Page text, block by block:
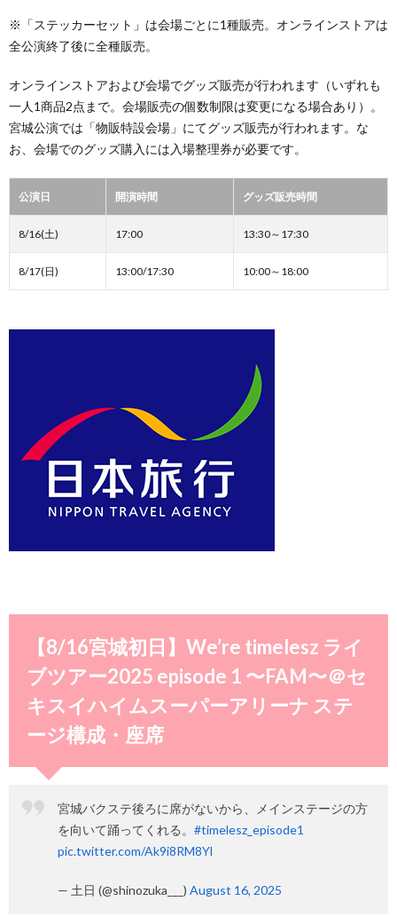
※「ステッカーセット」は会場ごとに1種販売。オンラインストアは
全公演終了後に全種販売。
オンラインストアおよび会場でグッズ販売が行われます（いずれも
一人1商品2点まで。会場販売の個数制限は変更になる場合あり）。
宮城公演では「物販特設会場」にてグッズ販売が行われます。な
お、会場でのグッズ購入には入場整理券が必要です。
公演日 開演時間 グッズ販売時間
8/16(土) 17:00 13:30～17:30
8/17(日) 13:00/17:30 10:00～18:00
【8/16宮城初日】We’re timelesz ライ
ブツアー2025 episode 1 〜FAM〜＠セ
キスイハイムスーパーアリーナ ステ
ージ構成・座席
宮城バクステ後ろに席がないから、メインステージの方
を向いて踊ってくれる。 #timelesz_episode1
pic.twitter.com/Ak9i8RM8Yl
— 土日 (@shinozuka___) August 16, 2025